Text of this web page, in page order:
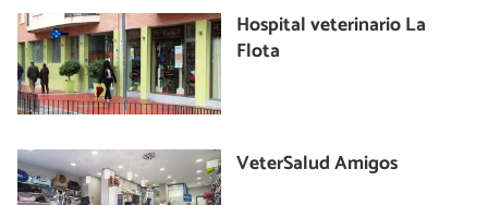
Hospital veterinario La
Flota
VeterSalud Amigos